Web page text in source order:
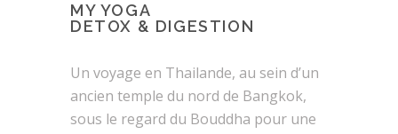
MY YOGA
DETOX & DIGESTION
Un voyage en Thailande, au sein d’un
ancien temple du nord de Bangkok,
sous le regard du Bouddha pour une